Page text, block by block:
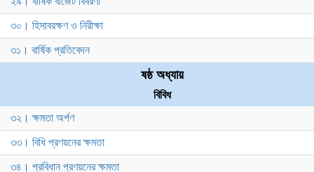
৩০। হিসাবরক্ষণ ও নিরীক্ষা
৩১। বার্ষিক প্রতিবেদন
ষষ্ঠ অধ্যায়
বিবিধ
৩২। ক্ষমতা অর্পণ
৩৩। বিধি প্রণয়নের ক্ষমতা
৩৪। প্রবিধান প্রণয়নের ক্ষমতা